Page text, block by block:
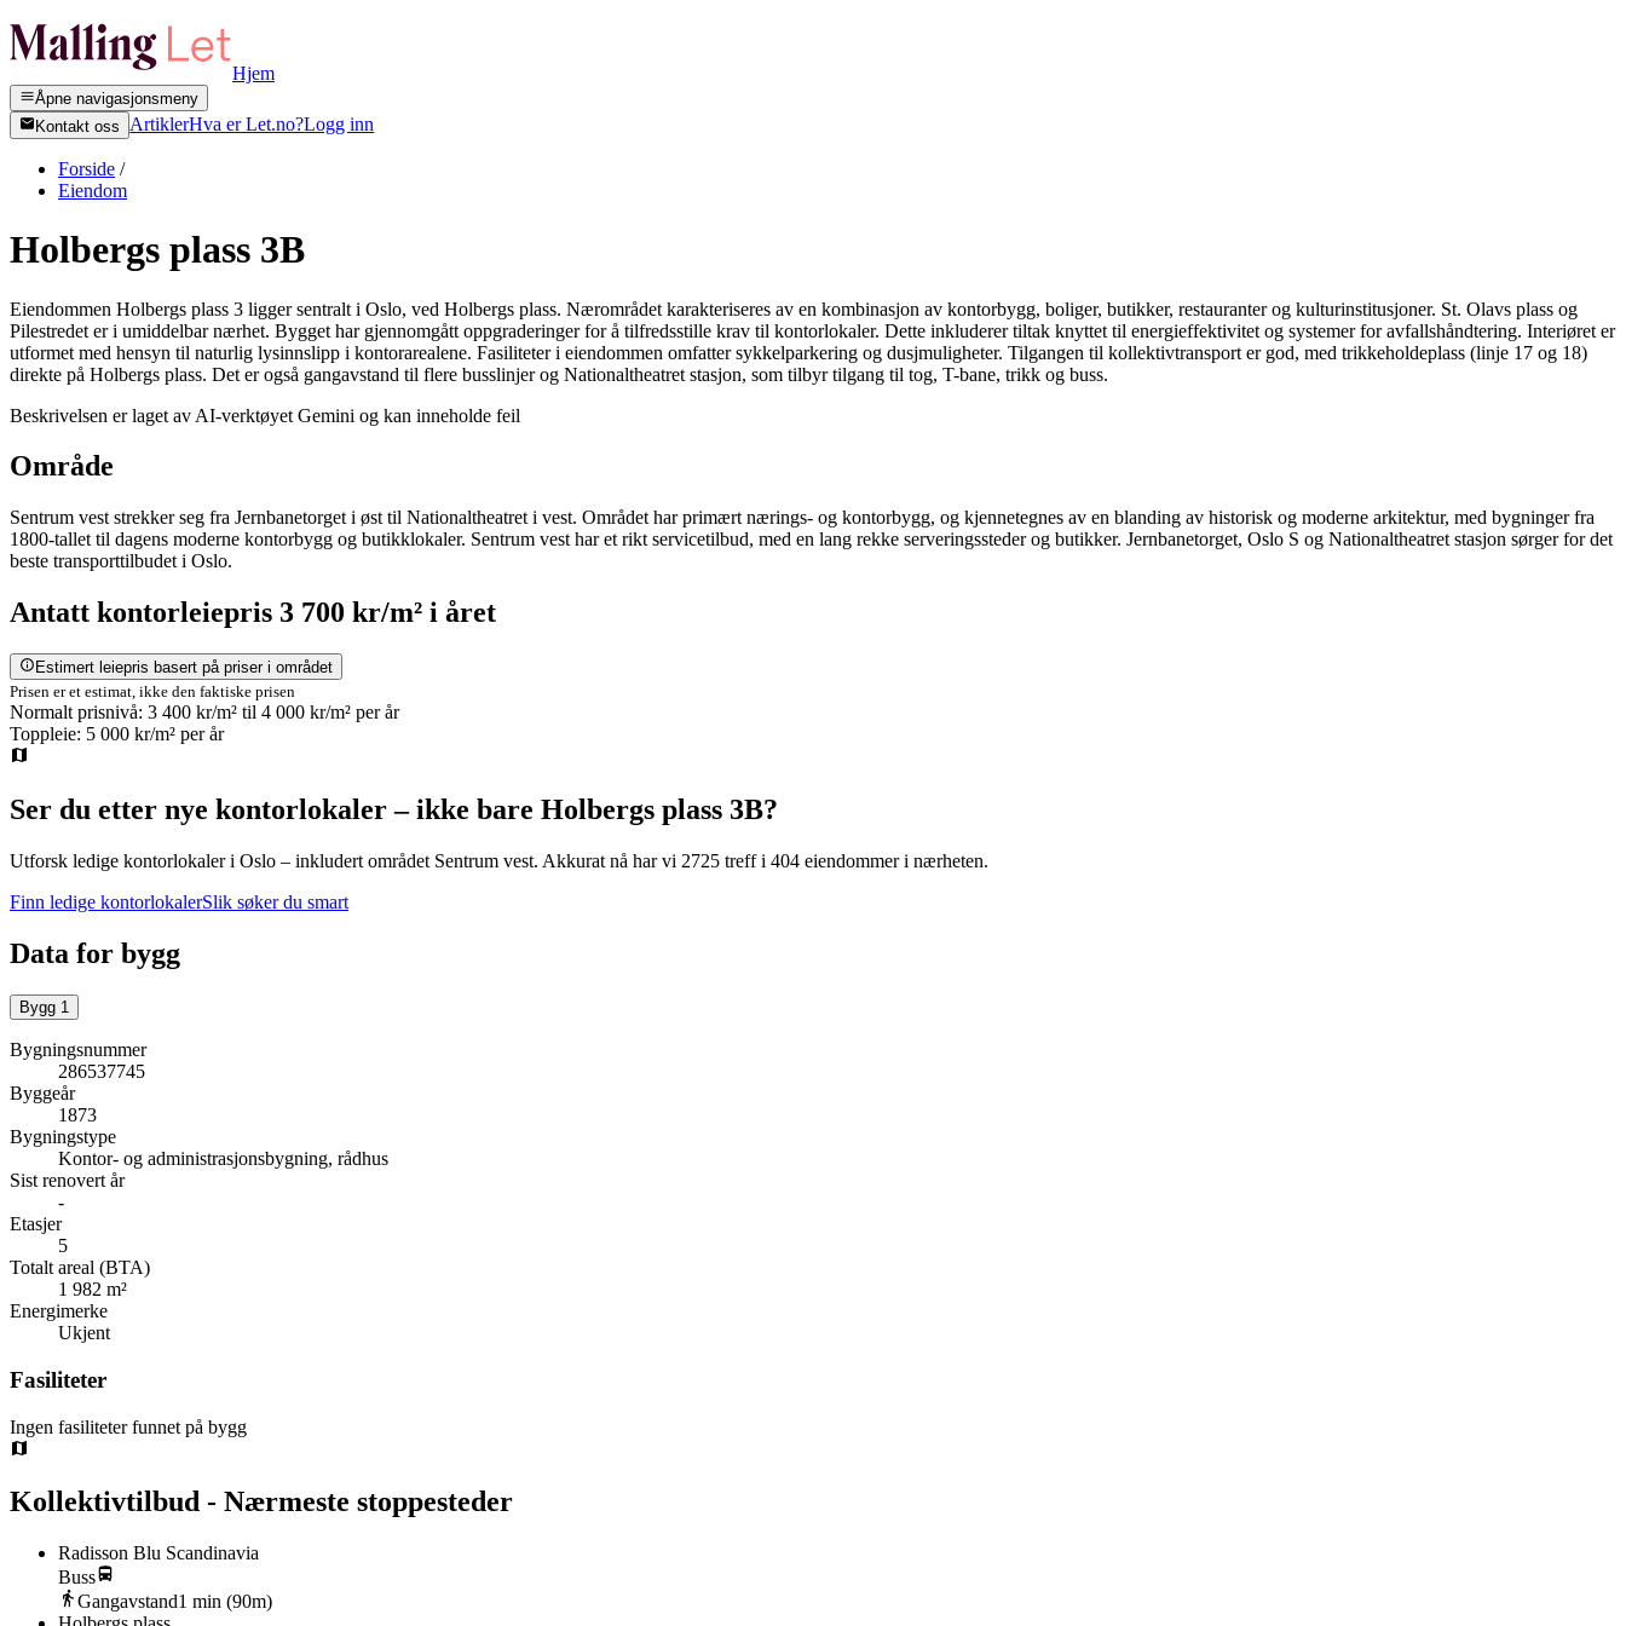
Hjem
Åpne navigasjonsmeny
Kontakt oss
ArtiklerHva er Let.no?Logg inn
Forside /
Eiendom
Holbergs plass 3B
Eiendommen Holbergs plass 3 ligger sentralt i Oslo, ved Holbergs plass. Nærområdet karakteriseres av en kombinasjon av kontorbygg, boliger, butikker, restauranter og kulturinstitusjoner. St. Olavs plass og
Pilestredet er i umiddelbar nærhet. Bygget har gjennomgått oppgraderinger for å tilfredsstille krav til kontorlokaler. Dette inkluderer tiltak knyttet til energieffektivitet og systemer for avfallshåndtering. Interiøret er
utformet med hensyn til naturlig lysinnslipp i kontorarealene. Fasiliteter i eiendommen omfatter sykkelparkering og dusjmuligheter. Tilgangen til kollektivtransport er god, med trikkeholdeplass (linje 17 og 18)
direkte på Holbergs plass. Det er også gangavstand til flere busslinjer og Nationaltheatret stasjon, som tilbyr tilgang til tog, T-bane, trikk og buss.
Beskrivelsen er laget av AI-verktøyet Gemini og kan inneholde feil
Område
Sentrum vest strekker seg fra Jernbanetorget i øst til Nationaltheatret i vest. Området har primært nærings- og kontorbygg, og kjennetegnes av en blanding av historisk og moderne arkitektur, med bygninger fra
1800-tallet til dagens moderne kontorbygg og butikklokaler. Sentrum vest har et rikt servicetilbud, med en lang rekke serveringssteder og butikker. Jernbanetorget, Oslo S og Nationaltheatret stasjon sørger for det
beste transporttilbudet i Oslo.
Antatt kontorleiepris 3 700 kr/m² i året
Estimert leiepris basert på priser i området
Prisen er et estimat, ikke den faktiske prisen
Normalt prisnivå: 3 400 kr/m² til 4 000 kr/m² per år
Toppleie: 5 000 kr/m² per år
Ser du etter nye kontorlokaler – ikke bare Holbergs plass 3B?
Utforsk ledige kontorlokaler i Oslo – inkludert området Sentrum vest. Akkurat nå har vi 2725 treff i 404 eiendommer i nærheten.
Finn ledige kontorlokalerSlik søker du smart
Data for bygg
Bygg 1
Bygningsnummer
286537745
Byggeår
1873
Bygningstype
Kontor- og administrasjonsbygning, rådhus
Sist renovert år
-
Etasjer
5
Totalt areal (BTA)
1 982 m²
Energimerke
Ukjent
Fasiliteter
Ingen fasiliteter funnet på bygg
Kollektivtilbud - Nærmeste stoppesteder
Radisson Blu Scandinavia
Buss
Gangavstand1 min (90m)